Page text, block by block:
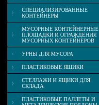
СПЕЦИАЛИЗИРОВАННЫЕ
КОНТЕЙНЕРЫ
МУСОРНЫЕ КОНТЕЙНЕРНЫЕ
ПЛОЩАДКИ И ОГРАЖДЕНИЯ
МУСОРНЫХ КОНТЕЙНЕРОВ
УРНЫ ДЛЯ МУСОРА
ПЛАСТИКОВЫЕ ЯЩИКИ
СТЕЛЛАЖИ И ЯЩИКИ ДЛЯ
СКЛАДА
ПЛАСТИКОВЫЕ ПАЛЛЕТЫ И